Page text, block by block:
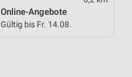
Online-Angebote
Gültig bis Fr. 14.08.